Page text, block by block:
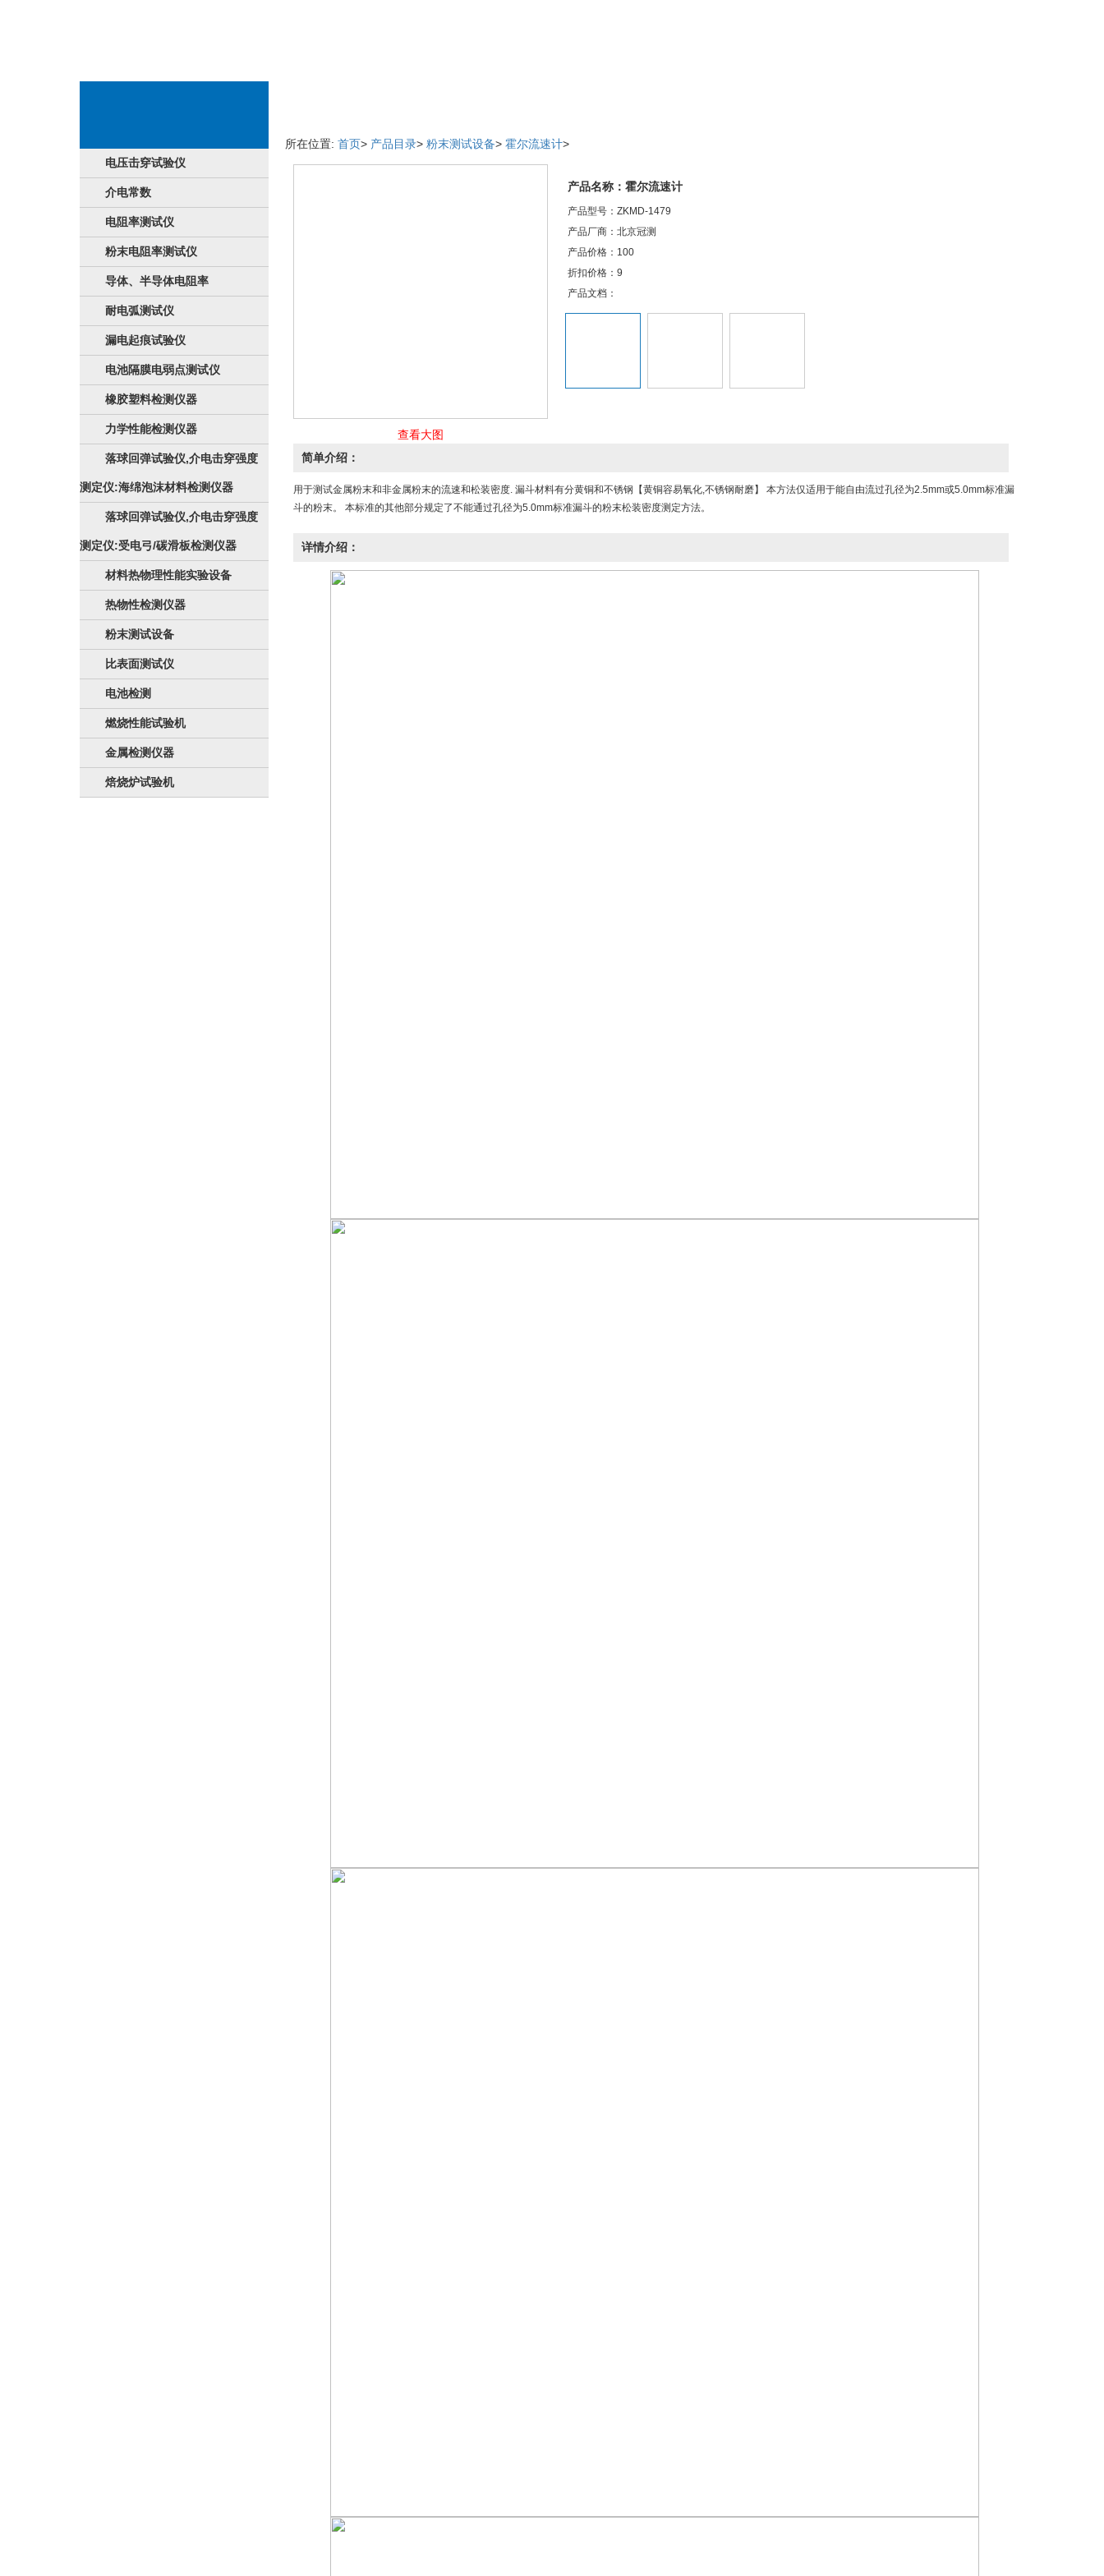
电压击穿试验仪
介电常数
电阻率测试仪
粉末电阻率测试仪
导体、半导体电阻率
耐电弧测试仪
漏电起痕试验仪
电池隔膜电弱点测试仪
橡胶塑料检测仪器
力学性能检测仪器
落球回弹试验仪,介电击穿强度
测定仪:海绵泡沫材料检测仪器
落球回弹试验仪,介电击穿强度
测定仪:受电弓/碳滑板检测仪器
材料热物理性能实验设备
热物性检测仪器
粉末测试设备
比表面测试仪
电池检测
燃烧性能试验机
金属检测仪器
焙烧炉试验机
所在位置: 首页> 产品目录> 粉末测试设备> 霍尔流速计>
查看大图
产品名称：霍尔流速计
产品型号：ZKMD-1479
产品厂商：北京冠测
产品价格：100
折扣价格：9
产品文档：
简单介绍：
用于测试金属粉末和非金属粉末的流速和松装密度. 漏斗材料有分黄铜和不锈钢【黄铜容易氧化,不锈钢耐磨】 本方法仅适用于能自由流过孔径为2.5mm或5.0mm标准漏
斗的粉末。 本标准的其他部分规定了不能通过孔径为5.0mm标准漏斗的粉末松装密度测定方法。
详情介绍：